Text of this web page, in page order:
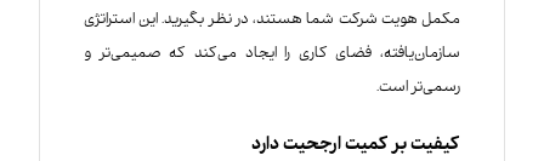
مکمل هویت شرکت شما هستند، در نظر بگیرید. این استراتژی
سازمان‌یافته، فضای کاری را ایجاد می‌کند که صمیمی‌تر و
رسمی‌تر است.
کیفیت بر کمیت ارجحیت دارد